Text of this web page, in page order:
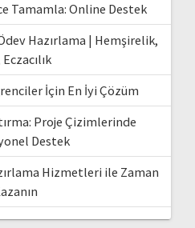
Tamamla: Online Destek
Hazırlama | Hemşirelik,
Eczacılık
İçin En İyi Çözüm
Proje Çizimlerinde
Destek
Hizmetleri ile Zaman